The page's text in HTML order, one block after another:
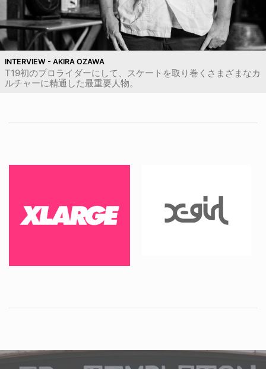
INTERVIEW - AKIRA OZAWA
T19初のプロライダーにして、スケートを取り巻くさまざまなカ
ルチャーに精通した最重要人物。